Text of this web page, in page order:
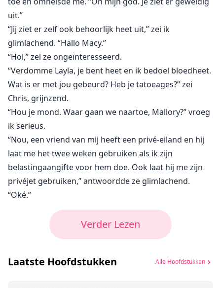
uit.”
“Jij ziet er zelf ook behoorlijk heet uit,” zei ik
glimlachend. “Hallo Macy.”
“Hoi,” zei ze ongeïnteresseerd.
“Verdomme Layla, je bent heet en ik bedoel bloedheet.
Wat is er met jou gebeurd? Heb je tatoeages?” zei
Chris, grijnzend.
“Hou je mond. Waar gaan we naartoe, Mallory?” vroeg
ik serieus.
“Nou, een vriend van mij heeft een privé-eiland en hij
laat me het twee weken gebruiken als ik zijn
belastingaangifte voor hem doe. Ook laat hij me zijn
privéjet gebruiken,” antwoordde ze glimlachend.
“Oké.”
Verder Lezen
Laatste Hoofdstukken Alle Hoofdstukken